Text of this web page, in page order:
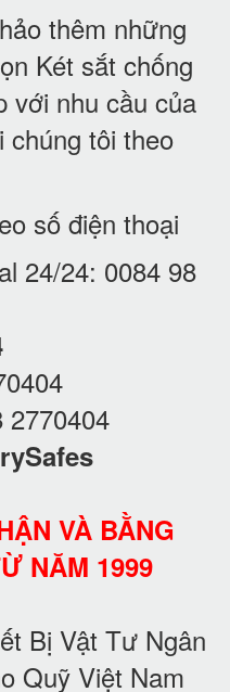
thêm những
Két sắt chống
với nhu cầu của
chúng tôi theo
số điện thoại
24/24: 0084 98
2770404
VÀ BẰNG
NĂM 1999
Bị Vật Tư Ngân
Quỹ Việt Nam